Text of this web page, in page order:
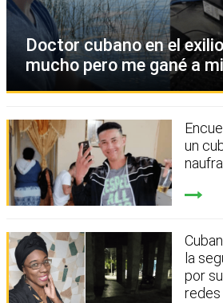
Doctor cubano en el
mucho pero me gané a
un
la
por